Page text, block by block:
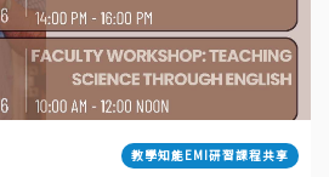
教學知能EMI研習課程共享